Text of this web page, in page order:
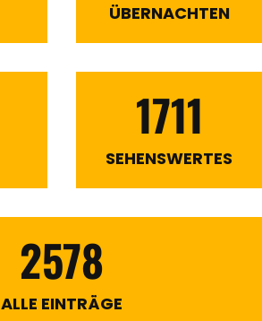
ÜBERNACHTEN
1711
SEHENSWERTES
2578
ALLE EINTRÄGE